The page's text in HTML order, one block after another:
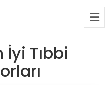
Enmutlu
Tıbbi